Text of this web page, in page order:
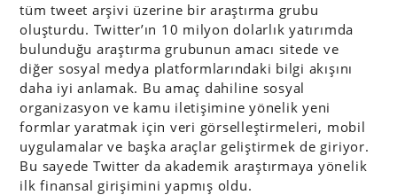
tüm tweet arşivi üzerine bir araştırma grubu
oluşturdu. Twitter’ın 10 milyon dolarlık yatırımda
bulunduğu araştırma grubunun amacı sitede ve
diğer sosyal medya platformlarındaki bilgi akışını
daha iyi anlamak. Bu amaç dahiline sosyal
organizasyon ve kamu iletişimine yönelik yeni
formlar yaratmak için veri görselleştirmeleri, mobil
uygulamalar ve başka araçlar geliştirmek de giriyor.
Bu sayede Twitter da akademik araştırmaya yönelik
ilk finansal girişimini yapmış oldu.